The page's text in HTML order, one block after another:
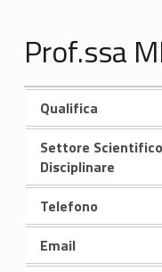
Prof.ssa
Qualifica
Settore Scientifico
Disciplinare
Telefono
Email